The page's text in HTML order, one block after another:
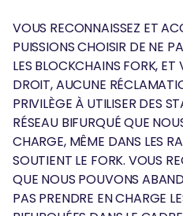
VOUS RECONNAISSEZ ET
PUISSIONS CHOISIR DE NE
LES BLOCKCHAINS FORK,
DROIT, AUCUNE
PRIVILÈGE À UTILISER DES
RÉSEAU BIFURQUÉ QUE
CHARGE, MÊME DANS LES
SOUTIENT LE FORK. VOUS
QUE NOUS POUVONS
PAS PRENDRE EN CHARGE